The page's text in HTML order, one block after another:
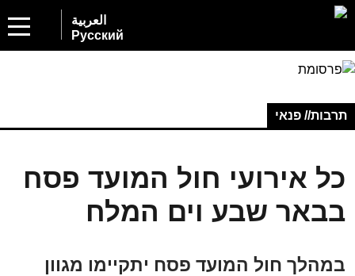
العربية
Русский
תרבות// פנאי
כל אירועי חול המועד פסח
בבאר שבע וים המלח
במהלך חול המועד פסח יתקיימו מגוון